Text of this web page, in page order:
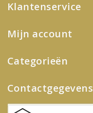
Klantenservice
Mijn account
Categorieën
Contactgegevens